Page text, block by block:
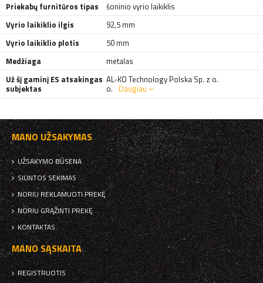
Priekabų furnitūros tipas
šoninio vyrio laikiklis
Vyrio laikiklio ilgis
92,5 mm
Vyrio laikiklio plotis
50 mm
Medžiaga
metalas
Už šį gaminį ES atsakingas
subjektas
AL-KO Technology Polska Sp. z o.
o. Daugiau
MANO UŽSAKYMAS
UŽSAKYMO BŪSENA
SIUNTOS SEKIMAS
NORIU REKLAMUOTI PREKĘ
NORIU GRĄŽINTI PREKĘ
KONTAKTAS
MANO SĄSKAITA
REGISTRUOTIS